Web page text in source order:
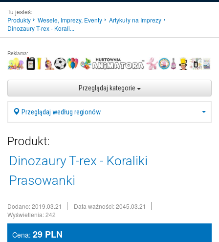
Tu jesteś:
Produkty
Wesele, Imprezy, Eventy
Artykuły na Imprezy
Dinozaury T-rex - Korali...
Reklama:
Przeglądaj kategorie
Przeglądaj według regionów
Produkt:
Dinozaury T-rex - Koraliki
Prasowanki
Dodano: 2019.03.21
Data ważności: 2045.03.21
Wyświetlenia: 242
Cena: 29 PLN